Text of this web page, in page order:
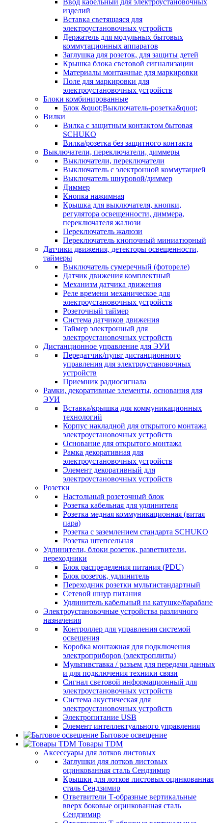
Ввод кабельный для электроустановочных
изделий
Вставка светящаяся для
электроустановочных устройств
Держатель для модульных бытовых
коммутационных аппаратов
Заглушка для розеток, для защиты детей
Крышка блока световой сигнализации
Материалы монтажные для маркировки
Поле для маркировки для
электроустановочных устройств
Блоки комбинированные
Блок &quot;Выключатель-розетка&quot;
Вилки
Вилка с защитным контактом бытовая
SCHUKO
Вилка/розетка без защитного контакта
Выключатели, переключатели, диммеры
Выключатели, переключатели
Выключатель с электронной коммутацией
Выключатель шнуровой/диммер
Диммер
Кнопка нажимная
Крышка для выключателя, кнопки,
регулятора освещенности, диммера,
переключателя жалюзи
Переключатель жалюзи
Переключатель кнопочный миниатюрный
Датчики движения, детекторы освещенности,
таймеры
Выключатель сумеречный (фотореле)
Датчик движения комплектный
Механизм датчика движения
Реле времени механическое для
электроустановочных устройств
Розеточный таймер
Система датчиков движения
Таймер электронный для
электроустановочных устройств
Дистанционное управление для ЭУИ
Передатчик/пульт дистанционного
управления для электроустановочных
устройств
Приемник радиосигнала
Рамки, декоративные элементы, основания для
ЭУИ
Вставка/крышка для коммуникационных
технологий
Корпус накладной для открытого монтажа
электроустановочных устройств
Основание для открытого монтажа
Рамка декоративная для
электроустановочных устройств
Элемент декоративный для
электроустановочных устройств
Розетки
Настольный розеточный блок
Розетка кабельная для удлинителя
Розетка медная коммуникационная (витая
пара)
Розетка с заземлением стандарта SCHUKO
Розетка штепсельная
Удлинители, блоки розеток, разветвители,
переходники
Блок распределения питания (PDU)
Блок розеток, удлинитель
Переходник розетки мультистандартный
Сетевой шнур питания
Удлинитель кабельный на катушке/барабане
Электроустановочные устройства различного
назначения
Контроллер для управления системой
освещения
Коробка монтажная для подключения
электроприборов (электроплиты)
Мультивставка / разъем для передачи данных
и для подключения техники связи
Сигнал световой информационный для
электроустановочных устройств
Система акустическая для
электроустановочных устройств
Электропитание USB
Элемент интеллектуального управления
Бытовое освещение
Товары TDM
Аксессуары для лотков листовых
Заглушки для лотков листовых
оцинкованная сталь Сендзимир
Крышки для лотков листовых оцинкованная
сталь Сендзимир
Ответвители Т-образные вертикальные
вверх боковые оцинкованная сталь
Сендзимир